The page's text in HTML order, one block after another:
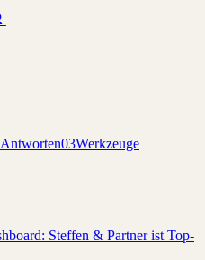
03Werkzeuge
Steffen & Partner ist Top-